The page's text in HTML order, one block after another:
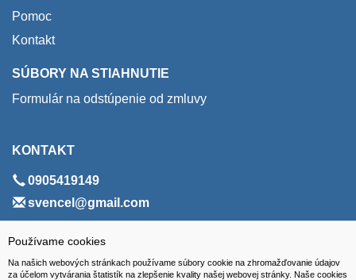
Používame cookies
Na našich webových stránkach používame súbory cookie na zhromažďovanie údajov
za účelom vytvárania štatistík na zlepšenie kvality našej webovej stránky. Naše cookies
Pomoc
Kontakt
SÚBORY NA STIAHNUTIE
Formulár na odstúpenie od zmluvy
KONTAKT
0905419149
svencel@gmail.com
ADRESA
VEST - tech s.r.o.